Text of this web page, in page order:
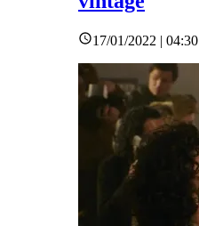
17/01/2022 | 04:30